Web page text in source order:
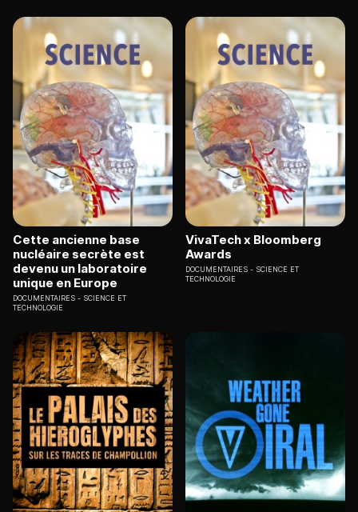
Cette ancienne base
nucléaire secrète est
devenu un laboratoire
unique en Europe
DOCUMENTAIRES
SCIENCE ET
TECHNOLOGIE
VivaTech x Bloomberg
Awards
DOCUMENTAIRES
SCIENCE ET
TECHNOLOGIE